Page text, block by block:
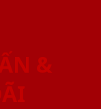
&